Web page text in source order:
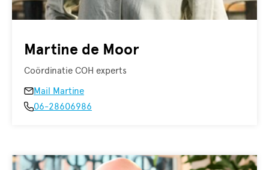
Martine de Moor
Coördinatie COH experts
Mail Martine
06-28606986